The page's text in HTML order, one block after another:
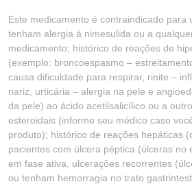
Este medicamento é contraindicado para
tenham alergia à nimesulida ou a
medicamento; histórico de reações de
(exemplo: broncoespasmo –
causa dificuldade para respirar, rinite –
nariz, urticária – alergia na pele e
da pele) ao ácido acetilsalicílico ou a
esteroidais (informe seu médico caso
produto); histórico de reações hepáticas
pacientes com úlcera péptica (úlceras no
em fase ativa, ulcerações recorrentes
ou tenham hemorragia no trato